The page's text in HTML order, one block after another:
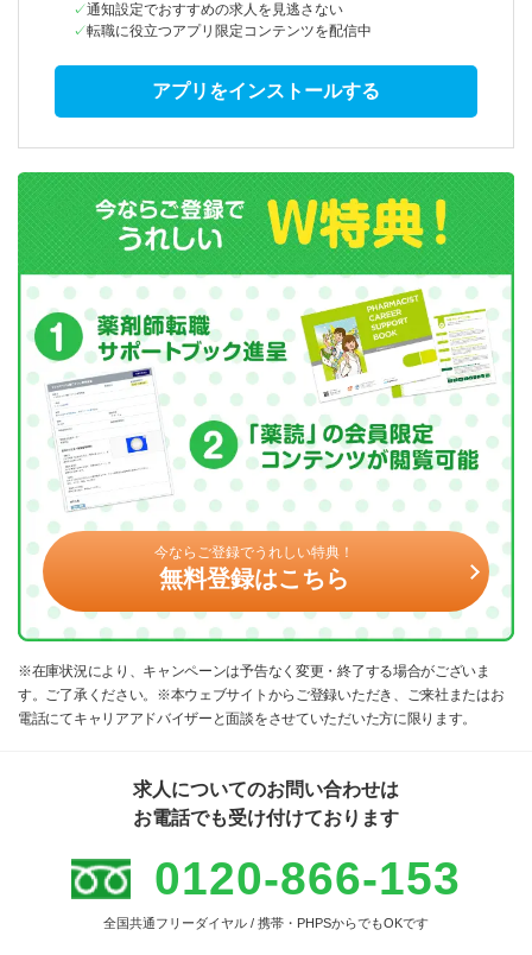
通知設定でおすすめの求人を見逃さない
転職に役立つアプリ限定コンテンツを配信中
アプリをインストールする
今ならご登録でうれしい特典！
無料登録はこちら
※在庫状況により、キャンペーンは予告なく変更・終了する場合がございま
す。ご了承ください。※本ウェブサイトからご登録いただき、ご来社またはお
電話にてキャリアアドバイザーと面談をさせていただいた方に限ります。
求人についてのお問い合わせは
お電話でも受け付けております
0120-866-153
全国共通フリーダイヤル / 携帯・PHPSからでもOKです